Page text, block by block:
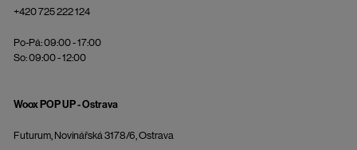
+420 725 222 124
Po-Pá: 09:00 - 17:00
So: 09:00 - 12:00
Woox POP UP - Ostrava
Futurum, Novinářská 3178/6, Ostrava